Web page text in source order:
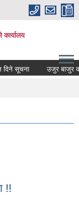
कार्यालय
सूचना उजुर बाजुर वा
!!